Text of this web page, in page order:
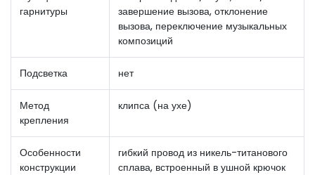
гарнитуры
завершение вызова, отклонение
вызова, переключение музыкальных
композиций
Подсветка нет
Метод
крепления
клипса (на ухе)
Особенности
конструкции
гибкий провод из никель-титанового
сплава, встроенный в ушной крючок